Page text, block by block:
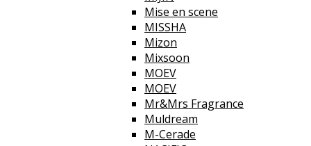
Mise en scene
MISSHA
Mizon
Mixsoon
MOEV
MOEV
Mr&Mrs Fragrance
Muldream
M-Cerade